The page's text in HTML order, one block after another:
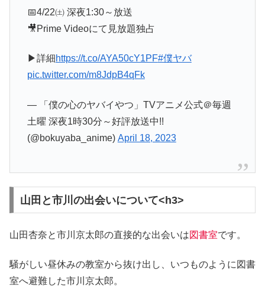
📅4/22㈯ 深夜1:30～放送
🎥Prime Videoにて見放題独占
▶詳細https://t.co/AYA50cY1PF#僕ヤバ
pic.twitter.com/m8JdpB4qFk
— 「僕の心のヤバイやつ」TVアニメ公式＠毎週
土曜 深夜1時30分～好評放送中!!
(@bokuyaba_anime) April 18, 2023
山田と市川の出会いについて<h3>
山田杏奈と市川京太郎の直接的な出会いは図書室です。
騒がしい昼休みの教室から抜け出し、いつものように図書
室へ避難した市川京太郎。